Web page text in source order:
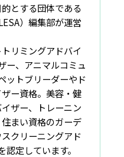
とする団体である
）編集部が運営
リミングアドバイ
ー、アニマルコミュ
ットブリーダーやド
ー資格。美容・健
ザー、トレーニン
まい資格のガーデ
クリーニングアド
定しています。